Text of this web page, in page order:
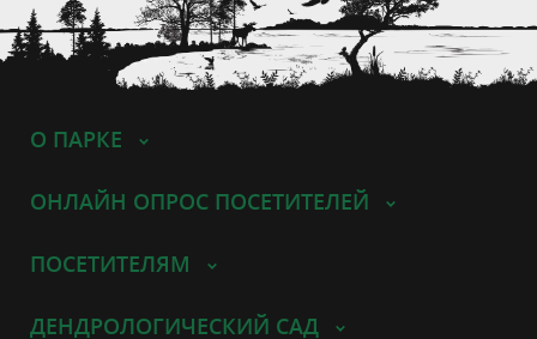
О ПАРКЕ
ОНЛАЙН ОПРОС ПОСЕТИТЕЛЕЙ
ПОСЕТИТЕЛЯМ
ДЕНДРОЛОГИЧЕСКИЙ САД